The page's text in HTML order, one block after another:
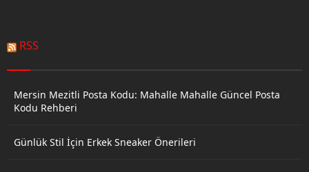
RSS
Mersin Mezitli Posta Kodu: Mahalle Mahalle Güncel Posta
Kodu Rehberi
Günlük Stil İçin Erkek Sneaker Önerileri